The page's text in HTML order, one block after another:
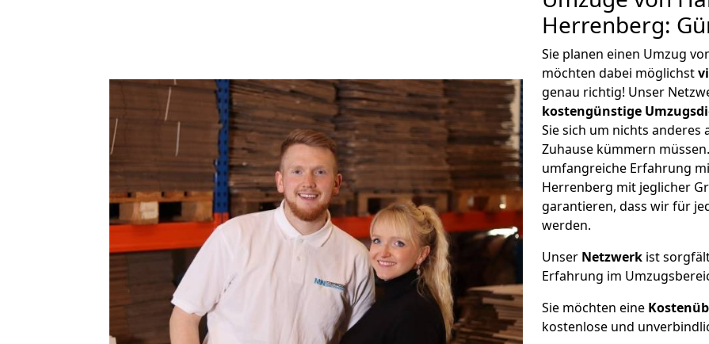
Herrenberg:
Sie planen einen Umzug
möchten dabei möglichst
genau richtig! Unser
kostengünstige
Sie sich um nichts
Zuhause kümmern
umfangreiche Erfahrung
Herrenberg mit jeglicher
garantieren, dass wir für
werden.
Unser Netzwerk ist
Erfahrung im
Sie möchten eine
kostenlose und